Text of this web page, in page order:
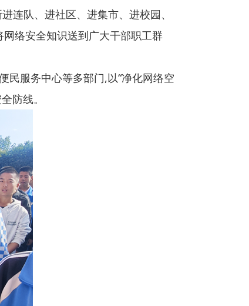
连队、进社区、进集市、进校园、
络安全知识送到广大干部职工群
民服务中心等多部门,以“净化网络空
防线。